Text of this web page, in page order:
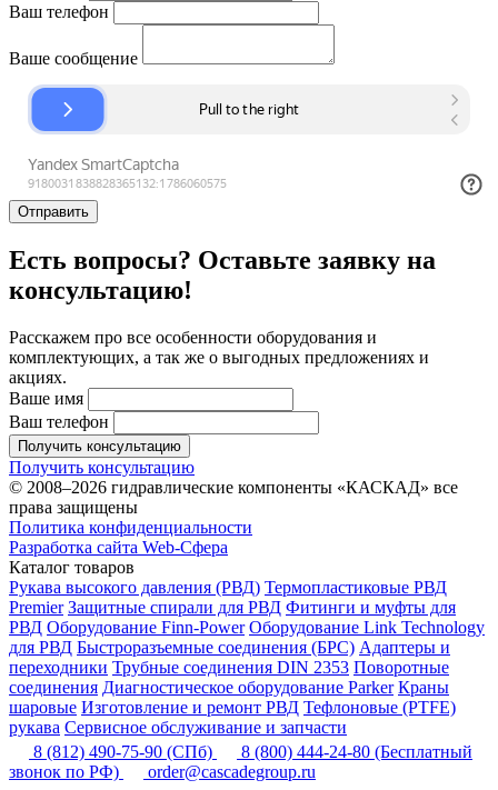
Ваш телефон
Ваше сообщение
Отправить
Есть вопросы? Оставьте заявку на
консультацию!
Расскажем про все особенности оборудования и
комплектующих, а так же о выгодных предложениях и
акциях.
Ваше имя
Ваш телефон
Получить консультацию
Получить консультацию
© 2008–2026 гидравлические компоненты «КАСКАД» все
права защищены
Политика конфиденциальности
Разработка сайта Web-Сфера
Каталог товаров
Рукава высокого давления (РВД) Термопластиковые РВД
Premier Защитные спирали для РВД Фитинги и муфты для
РВД Оборудование Finn-Power Оборудование Link Technology
для РВД Быстроразъемные соединения (БРС) Адаптеры и
переходники Трубные соединения DIN 2353 Поворотные
соединения Диагностическое оборудование Parker Краны
шаровые Изготовление и ремонт РВД Тефлоновые (PTFE)
рукава Сервисное обслуживание и запчасти
8 (812) 490-75-90 (СПб) 8 (800) 444-24-80 (Бесплатный
звонок по РФ)
order@cascadegroup.ru